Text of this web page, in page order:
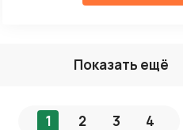
Показать ещё
1 2 3 4